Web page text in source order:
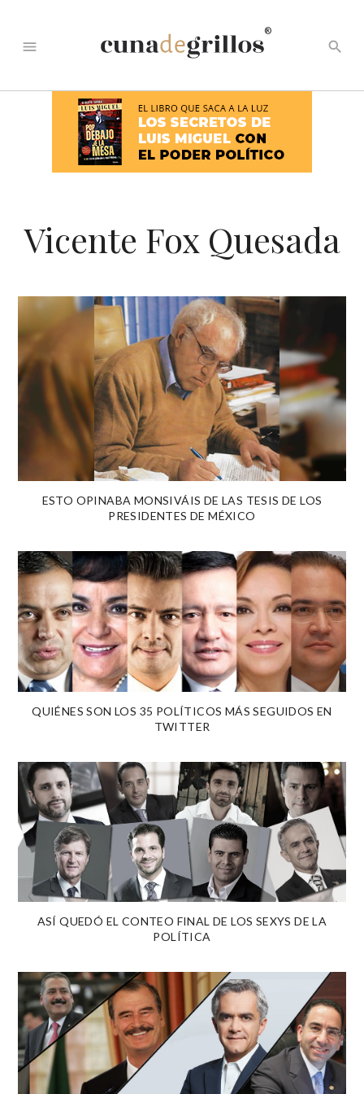
menu
®
search
Vicente Fox Quesada
ESTO OPINABA MONSIVÁIS DE LAS TESIS DE LOS
PRESIDENTES DE MÉXICO
QUIÉNES SON LOS 35 POLÍTICOS MÁS SEGUIDOS EN
TWITTER
ASÍ QUEDÓ EL CONTEO FINAL DE LOS SEXYS DE LA
POLÍTICA